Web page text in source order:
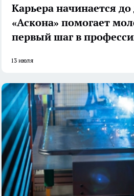
Карьера начинается
«Аскона» помогает
первый шаг в
13 июля